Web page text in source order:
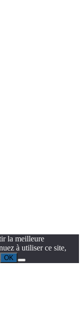
la meilleure
à utiliser ce site,
OK